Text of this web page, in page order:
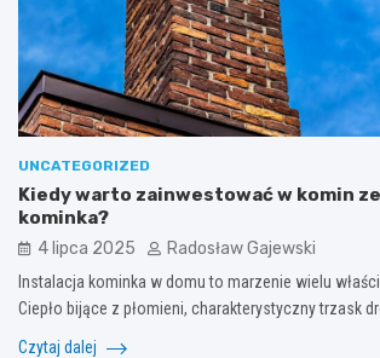
UNCATEGORIZED
Kiedy warto zainwestować w komin
kominka?
4 lipca 2025 Radosław Gajewski
Instalacja kominka w domu to marzenie wielu
Ciepło bijące z płomieni, charakterystyczny trzask
Czytaj dalej